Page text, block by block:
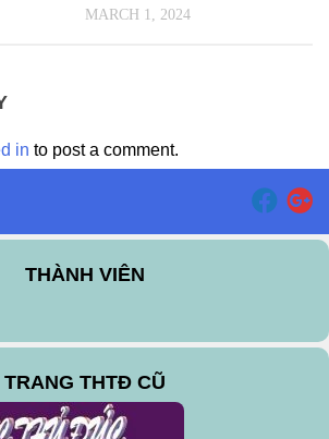
MARCH 1, 2024
in to post a comment.
THÀNH VIÊN
TRANG THTĐ CŨ